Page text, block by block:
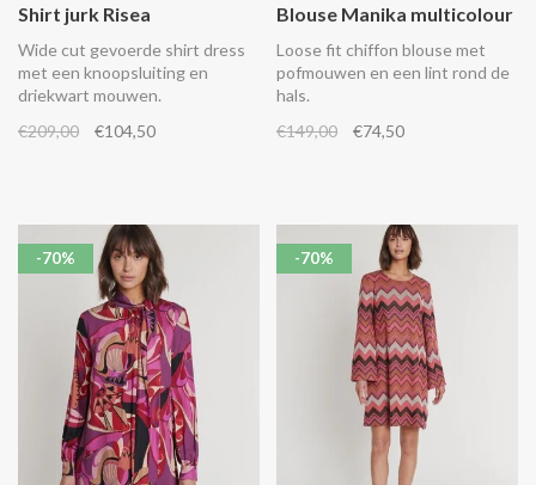
Shirt jurk Risea
Wide cut gevoerde shirt dress
met een knoopsluiting en
driekwart mouwen.
€209,00
€104,50
Blouse Manika multicolour
Loose fit chiffon blouse met
pofmouwen en een lint rond de
hals.
€149,00
€74,50
-70% -70%